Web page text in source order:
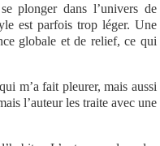
plonger dans l’univers de
est parfois trop léger. Une
globale et de relief, ce qui
m’a fait pleurer, mais aussi
l’auteur les traite avec une